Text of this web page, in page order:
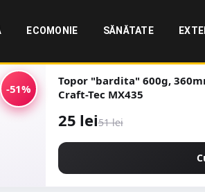
ECOMONIE SĂNĂTATE
-51%
Topor "bardita" 600g,
Craft-Tec MX435
25 lei51 lei